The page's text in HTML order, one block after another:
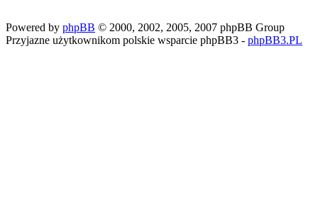
Powered by phpBB © 2000, 2002, 2005, 2007 phpBB Group
Przyjazne użytkownikom polskie wsparcie phpBB3 - phpBB3.PL